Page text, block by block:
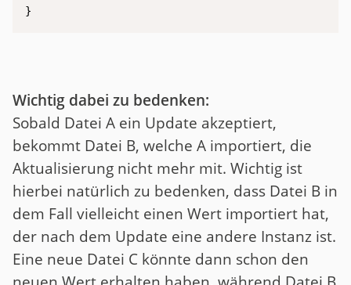
}
Wichtig dabei zu bedenken:
Sobald Datei A ein Update akzeptiert,
bekommt Datei B, welche A importiert, die
Aktualisierung nicht mehr mit. Wichtig ist
hierbei natürlich zu bedenken, dass Datei B in
dem Fall vielleicht einen Wert importiert hat,
der nach dem Update eine andere Instanz ist.
Eine neue Datei C könnte dann schon den